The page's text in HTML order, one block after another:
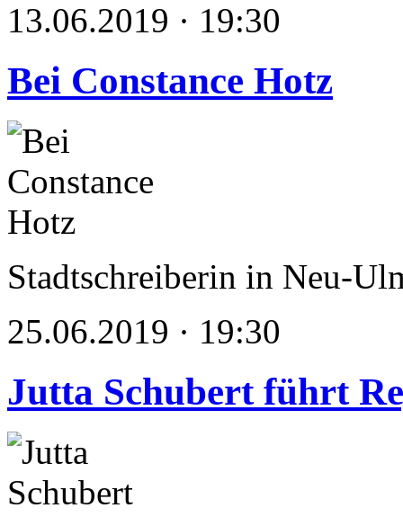
13.06.2019 · 19:30
Bei Constance Hotz
Stadtschreiberin in Neu-
25.06.2019 · 19:30
Jutta Schubert führt